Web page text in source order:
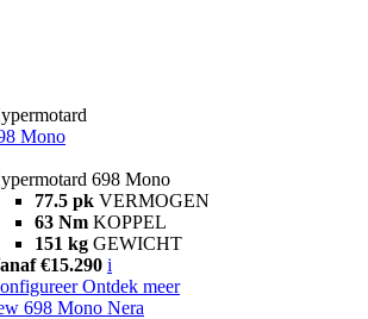
Mono
698 Mono
77.5 pk VERMOGEN
63 Nm KOPPEL
151 kg GEWICHT
€15.290 i
Ontdek meer
698 Mono Nera